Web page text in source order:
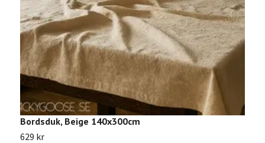
Bordsduk, Beige 140x300cm
629 kr